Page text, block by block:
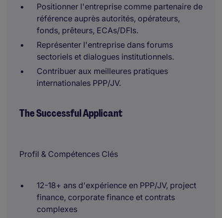
Positionner l'entreprise comme partenaire de
référence auprès autorités, opérateurs,
fonds, prêteurs, ECAs/DFIs.
Représenter l'entreprise dans forums
sectoriels et dialogues institutionnels.
Contribuer aux meilleures pratiques
internationales PPP/JV.
The Successful Applicant
Profil & Compétences Clés
12-18+ ans d'expérience en PPP/JV, project
finance, corporate finance et contrats
complexes